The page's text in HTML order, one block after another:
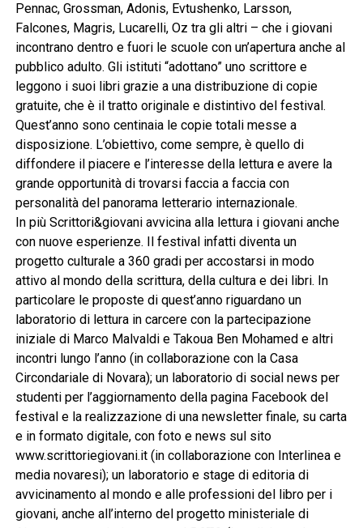
Pennac, Grossman, Adonis, Evtushenko, Larsson,
Falcones, Magris, Lucarelli, Oz tra gli altri – che i giovani
incontrano dentro e fuori le scuole con un’apertura anche al
pubblico adulto. Gli istituti “adottano” uno scrittore e
leggono i suoi libri grazie a una distribuzione di copie
gratuite, che è il tratto originale e distintivo del festival.
Quest’anno sono centinaia le copie totali messe a
disposizione. L’obiettivo, come sempre, è quello di
diffondere il piacere e l’interesse della lettura e avere la
grande opportunità di trovarsi faccia a faccia con
personalità del panorama letterario internazionale.
In più Scrittori&giovani avvicina alla lettura i giovani anche
con nuove esperienze. Il festival infatti diventa un
progetto culturale a 360 gradi per accostarsi in modo
attivo al mondo della scrittura, della cultura e dei libri. In
particolare le proposte di quest’anno riguardano un
laboratorio di lettura in carcere con la partecipazione
iniziale di Marco Malvaldi e Takoua Ben Mohamed e altri
incontri lungo l’anno (in collaborazione con la Casa
Circondariale di Novara); un laboratorio di social news per
studenti per l’aggiornamento della pagina Facebook del
festival e la realizzazione di una newsletter finale, su carta
e in formato digitale, con foto e news sul sito
www.scrittoriegiovani.it (in collaborazione con Interlinea e
media novaresi); un laboratorio e stage di editoria di
avvicinamento al mondo e alle professioni del libro per i
giovani, anche all’interno del progetto ministeriale di